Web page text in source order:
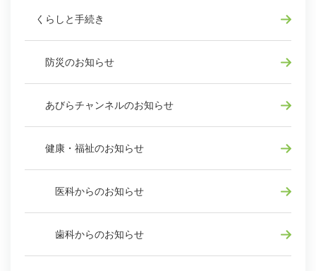
くらしと手続き
防災のお知らせ
あびらチャンネルのお知らせ
健康・福祉のお知らせ
医科からのお知らせ
歯科からのお知らせ